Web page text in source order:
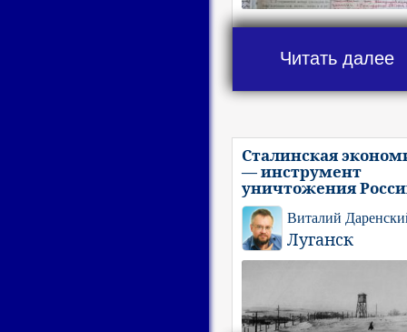
Читать далее
Сталинская
— инструмент
уничтожения
Виталий
Луганск